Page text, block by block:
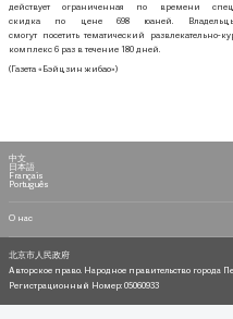
действует ограниченная по времени
скидка по цене 698 юаней.
смогут посетить тематический развлекательно-
комплекс 6 раз в течение 180 дней.
(Газета «Бэйцзин жибао»)
中文
日本語
Français
Português
О нас
北京市人民政府
Авторское право. Народное правительство города
Регистрационный Номер: 05060933